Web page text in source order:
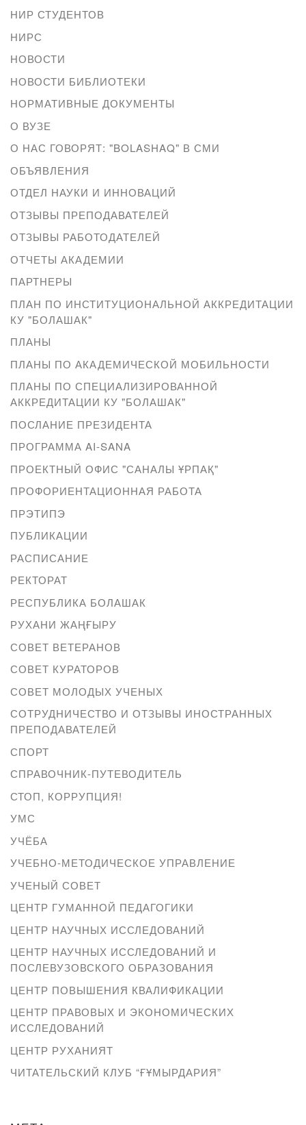
НИР СТУДЕНТОВ
НИРС
НОВОСТИ
НОВОСТИ БИБЛИОТЕКИ
НОРМАТИВНЫЕ ДОКУМЕНТЫ
О ВУЗЕ
О НАС ГОВОРЯТ: "BOLASHAQ" В СМИ
ОБЪЯВЛЕНИЯ
ОТДЕЛ НАУКИ И ИННОВАЦИЙ
ОТЗЫВЫ ПРЕПОДАВАТЕЛЕЙ
ОТЗЫВЫ РАБОТОДАТЕЛЕЙ
ОТЧЕТЫ АКАДЕМИИ
ПАРТНЕРЫ
ПЛАН ПО ИНСТИТУЦИОНАЛЬНОЙ АККРЕДИТАЦИИ
КУ "БОЛАШАК"
ПЛАНЫ
ПЛАНЫ ПО АКАДЕМИЧЕСКОЙ МОБИЛЬНОСТИ
ПЛАНЫ ПО СПЕЦИАЛИЗИРОВАННОЙ
АККРЕДИТАЦИИ КУ "БОЛАШАК"
ПОСЛАНИЕ ПРЕЗИДЕНТА
ПРОГРАММА AI-SANA
ПРОЕКТНЫЙ ОФИС "САНАЛЫ ҰРПАҚ"
ПРОФОРИЕНТАЦИОННАЯ РАБОТА
ПРЭТИПЭ
ПУБЛИКАЦИИ
РАСПИСАНИЕ
РЕКТОРАТ
РЕСПУБЛИКА БОЛАШАК
РУХАНИ ЖАҢҒЫРУ
СОВЕТ ВЕТЕРАНОВ
СОВЕТ КУРАТОРОВ
СОВЕТ МОЛОДЫХ УЧЕНЫХ
СОТРУДНИЧЕСТВО И ОТЗЫВЫ ИНОСТРАННЫХ
ПРЕПОДАВАТЕЛЕЙ
СПОРТ
СПРАВОЧНИК-ПУТЕВОДИТЕЛЬ
СТОП, КОРРУПЦИЯ!
УМС
УЧЁБА
УЧЕБНО-МЕТОДИЧЕСКОЕ УПРАВЛЕНИЕ
УЧЕНЫЙ СОВЕТ
ЦЕНТР ГУМАННОЙ ПЕДАГОГИКИ
ЦЕНТР НАУЧНЫХ ИССЛЕДОВАНИЙ
ЦЕНТР НАУЧНЫХ ИССЛЕДОВАНИЙ И
ПОСЛЕВУЗОВСКОГО ОБРАЗОВАНИЯ
ЦЕНТР ПОВЫШЕНИЯ КВАЛИФИКАЦИИ
ЦЕНТР ПРАВОВЫХ И ЭКОНОМИЧЕСКИХ
ИССЛЕДОВАНИЙ
ЦЕНТР РУХАНИЯТ
ЧИТАТЕЛЬСКИЙ КЛУБ “ҒҰМЫРДАРИЯ”